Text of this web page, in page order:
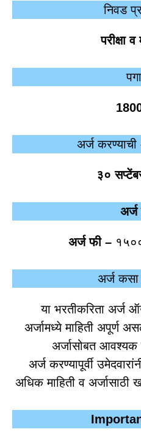
निवड
परीक्षा
अर्ज
३०
अर्ज
अर्ज फी –
अर्ज कसा
या भरतीकरिता अर्ज
अर्जामध्ये माहिती अपूर्ण
अर्जासोबत आवश्यक
अर्ज करण्यापूर्वी
अधिक माहिती व